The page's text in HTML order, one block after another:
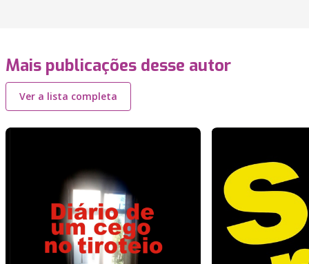
Mais publicações desse autor
Ver a lista completa